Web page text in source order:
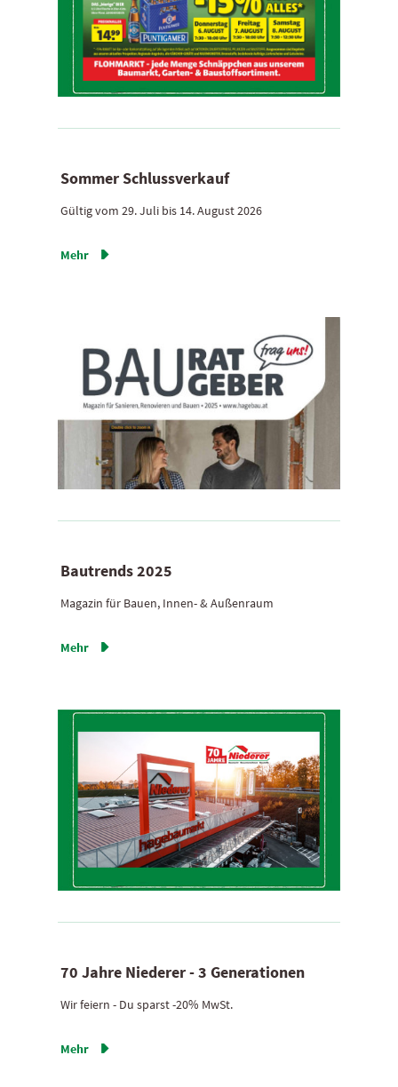
Sommer Schlussverkauf
Gültig vom 29. Juli bis 14. August 2026
Mehr 
Bautrends 2025
Magazin für Bauen, Innen- & Außenraum
Mehr 
70 Jahre Niederer - 3 Generationen
Wir feiern - Du sparst -20% MwSt.
Mehr 